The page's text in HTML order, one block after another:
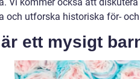
Vi kommer också att
och utforska historiska för-
ett mysigt